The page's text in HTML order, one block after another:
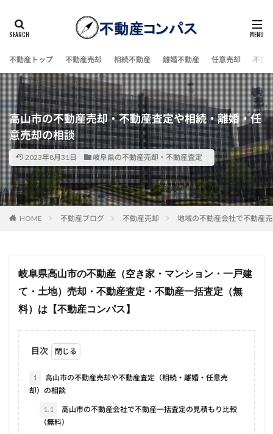
不動産トップ 不動産売却 相続不動産 離婚不動産 任意売却 不動
高山市の不動産売却・不動産査定や相続・離婚・任
意売却の相談
2023年8月31日 岐阜県の不動産売却・不動産査定
HOME 不動産ブログ 不動産売却 地域の不動産会社で不動産
岐阜県高山市の不動産（空き家・マンション・一戸建
て・土地）売却・不動産査定・不動産一括査定（無
料）は【不動産コンパス】
目次
1
高山市の不動産売却や不動産査定（相続・離婚・任意売
却）の相談
1.1
高山市の不動産会社で不動産一括査定の見積もり比較
（無料）